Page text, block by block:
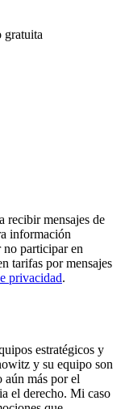
gratuita
recibir mensajes de
información
no participar en
tarifas por mensajes
privacidad.
estratégicos y
y su equipo son
aún más por el
el derecho. Mi caso